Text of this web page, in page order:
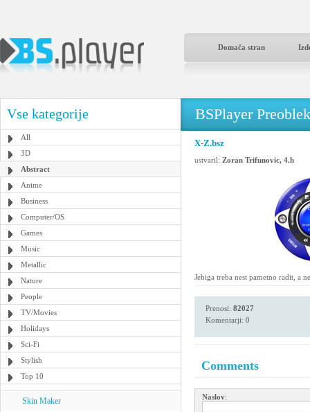
Domača stran
Vse kategorije
All
3D
Abstract
Anime
Business
Computer/OS
Games
Music
Metallic
Nature
People
TV/Movies
Holidays
Sci-Fi
Stylish
Top 10
Skin Maker
BSPlayer
X-Z.bsz
ustvaril: Zoran Trifunovic, 4.h
Jebiga treba nest pametno radit, a
Prenosi: 82027
Komentarji: 0
Comments
Naslov: